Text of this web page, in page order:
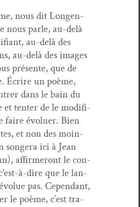
nous dit Lon­gen­
nous par­le, au-delà
au-delà des
au-delà des images
présente, que de
Écrire un poème,
dans le bain du
et ten­ter de le mod­i­fi­
faire évoluer. Bien
et non des moin­
songera ici à Jean
affirmeront le con­
à-dire que le lan­
pas. Cepen­dant,
le poème, c’est tra­